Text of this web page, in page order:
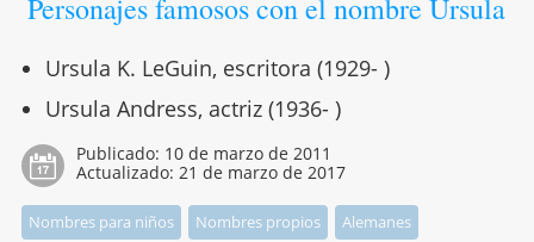
Personajes famosos con el nombre Úrsula
Ursula K. LeGuin, escritora (1929- )
Ursula Andress, actriz (1936- )
Publicado: 10 de marzo de 2011
Actualizado: 21 de marzo de 2017
Nombres para niños Nombres propios
Alemanes